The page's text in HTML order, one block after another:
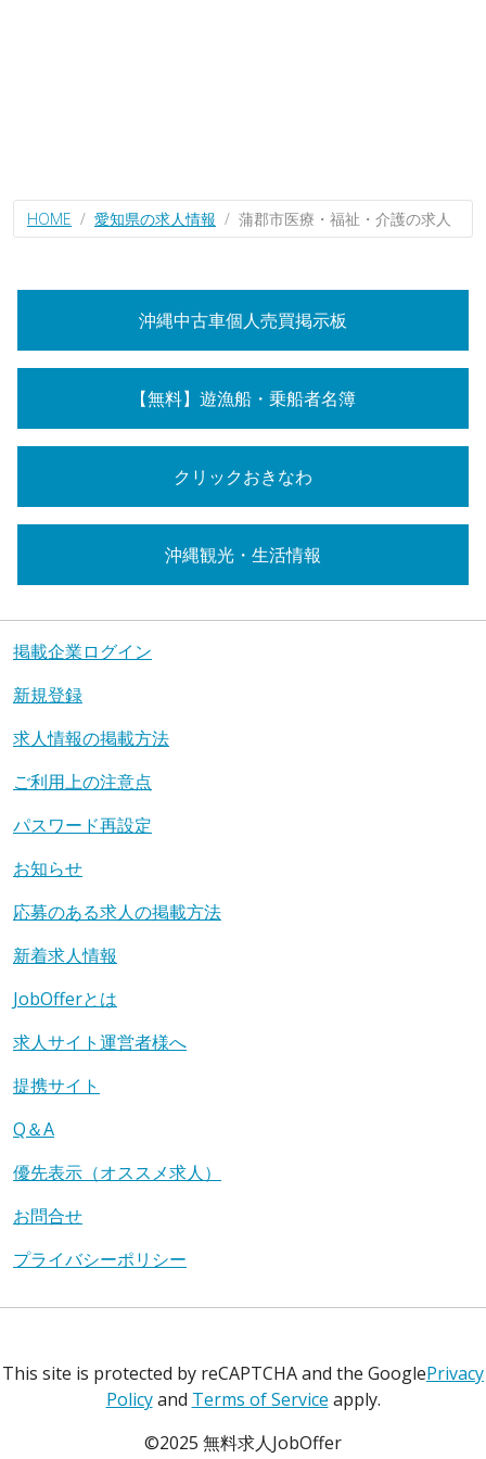
HOME 愛知県の求人情報 蒲郡市医療・福祉・介護の求人
沖縄中古車個人売買掲示板
【無料】遊漁船・乗船者名簿
クリックおきなわ
沖縄観光・生活情報
掲載企業ログイン
新規登録
求人情報の掲載方法
ご利用上の注意点
パスワード再設定
お知らせ
応募のある求人の掲載方法
新着求人情報
JobOfferとは
求人サイト運営者様へ
提携サイト
Q＆A
優先表示（オススメ求人）
お問合せ
プライバシーポリシー
This site is protected by reCAPTCHA and the GooglePrivacy
Policyand Terms of Service apply.
©2025 無料求人JobOffer